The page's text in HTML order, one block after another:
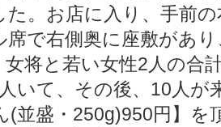
た。お店に入り、手前
席で右側奥に座敷があ
女将と若い女性2人の合
いて、その後、10人が
(並盛・250g)950円】を